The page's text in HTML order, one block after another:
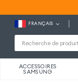
FRANÇAIS
ACCESSOIRES
SAMSUNG